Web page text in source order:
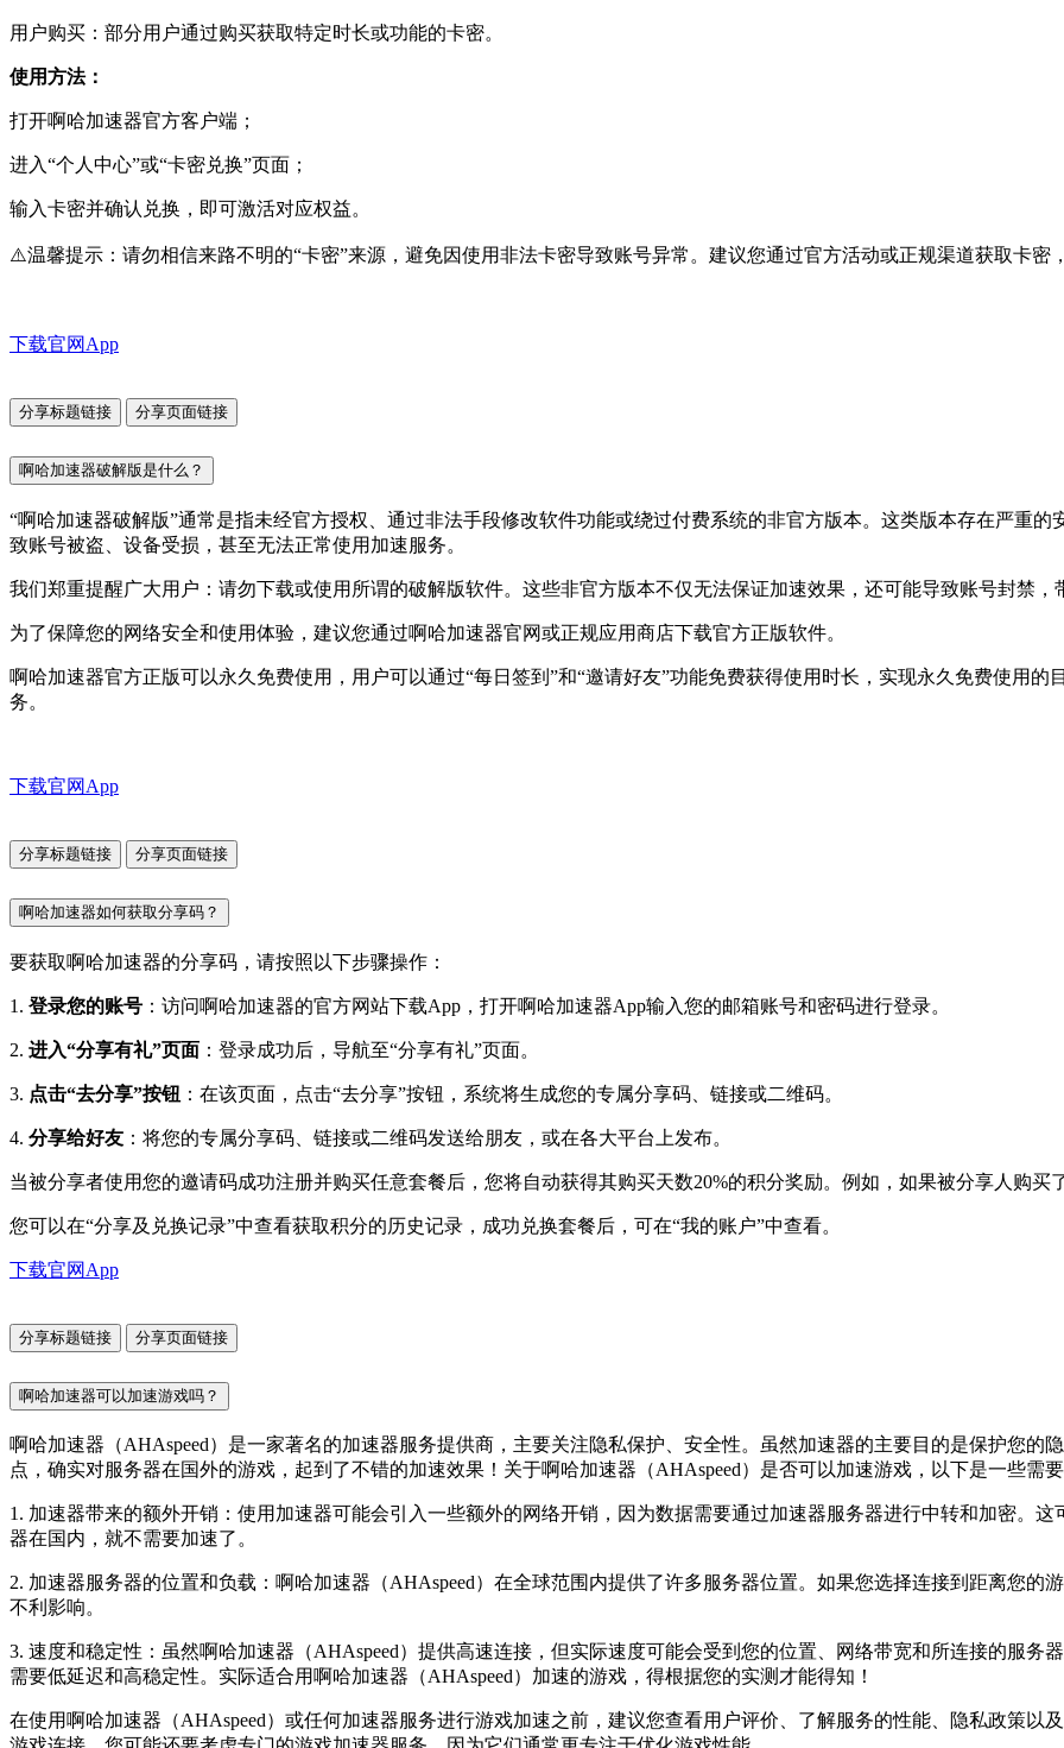
用户购买：部分用户通过购买获取特定时长或功能的卡密。
使用方法：
打开啊哈加速器官方客户端；
进入“个人中心”或“卡密兑换”页面；
输入卡密并确认兑换，即可激活对应权益。
⚠️温馨提示：请勿相信来路不明的“卡密”来源，避免因使用非法卡密导致账号异常。建议您通过官方活动或正规渠道获取卡密
下载官网App
分享标题链接 分享页面链接
啊哈加速器破解版是什么？
“啊哈加速器破解版”通常是指未经官方授权、通过非法手段修改软件功能或绕过付费系统的非官方版本。这类版本存在严重
致账号被盗、设备受损，甚至无法正常使用加速服务。
我们郑重提醒广大用户：请勿下载或使用所谓的破解版软件。这些非官方版本不仅无法保证加速效果，还可能导致账号封禁，
为了保障您的网络安全和使用体验，建议您通过啊哈加速器官网或正规应用商店下载官方正版软件。
啊哈加速器官方正版可以永久免费使用，用户可以通过“每日签到”和“邀请好友”功能免费获得使用时长，实现永久免费使用
务。
下载官网App
分享标题链接 分享页面链接
啊哈加速器如何获取分享码？
要获取啊哈加速器的分享码，请按照以下步骤操作：
1. 登录您的账号 ：访问啊哈加速器的官方网站下载App，打开啊哈加速器App输入您的邮箱账号和密码进行登录。
2. 进入“分享有礼”页面 ：登录成功后，导航至“分享有礼”页面。
3. 点击“去分享”按钮 ：在该页面，点击“去分享”按钮，系统将生成您的专属分享码、链接或二维码。
4. 分享给好友 ：将您的专属分享码、链接或二维码发送给朋友，或在各大平台上发布。
当被分享者使用您的邀请码成功注册并购买任意套餐后，您将自动获得其购买天数20%的积分奖励。例如，如果被分享人购
您可以在“分享及兑换记录”中查看获取积分的历史记录，成功兑换套餐后，可在“我的账户”中查看。
下载官网App
分享标题链接 分享页面链接
啊哈加速器可以加速游戏吗？
啊哈加速器（AHAspeed）是一家著名的加速器服务提供商，主要关注隐私保护、安全性。虽然加速器的主要目的是保护您的
点，确实对服务器在国外的游戏，起到了不错的加速效果！关于啊哈加速器（AHAspeed）是否可以加速游戏，以下是一些需要
1. 加速器带来的额外开销：使用加速器可能会引入一些额外的网络开销，因为数据需要通过加速器服务器进行中转和加密。
器在国内，就不需要加速了。
2. 加速器服务器的位置和负载：啊哈加速器（AHAspeed）在全球范围内提供了许多服务器位置。如果您选择连接到距离您的
不利影响。
3. 速度和稳定性：虽然啊哈加速器（AHAspeed）提供高速连接，但实际速度可能会受到您的位置、网络带宽和所连接的服务
需要低延迟和高稳定性。实际适合用啊哈加速器（AHAspeed）加速的游戏，得根据您的实测才能得知！
在使用啊哈加速器（AHAspeed）或任何加速器服务进行游戏加速之前，建议您查看用户评价、了解服务的性能、隐私政策以